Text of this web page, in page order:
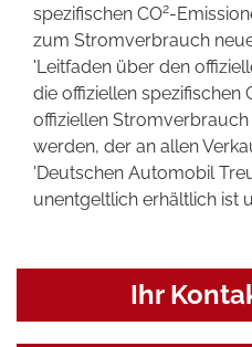
spezifischen CO2-
zum Stromverbrauch
'Leitfaden über den
die offiziellen spezifischen
offiziellen
werden, der an allen
'Deutschen Automobil
unentgeltlich erhältlich ist
Ihr